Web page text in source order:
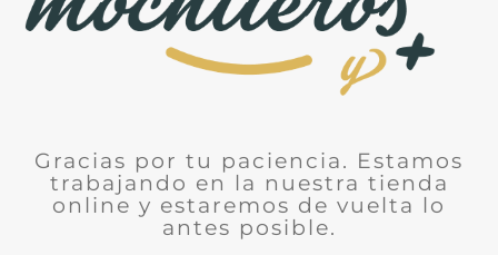
Gracias por tu paciencia. Estamos
trabajando en la nuestra tienda
online y estaremos de vuelta lo
antes posible.